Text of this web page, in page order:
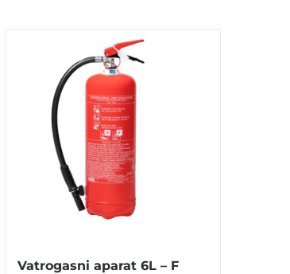
Vatrogasni aparat 6L – F